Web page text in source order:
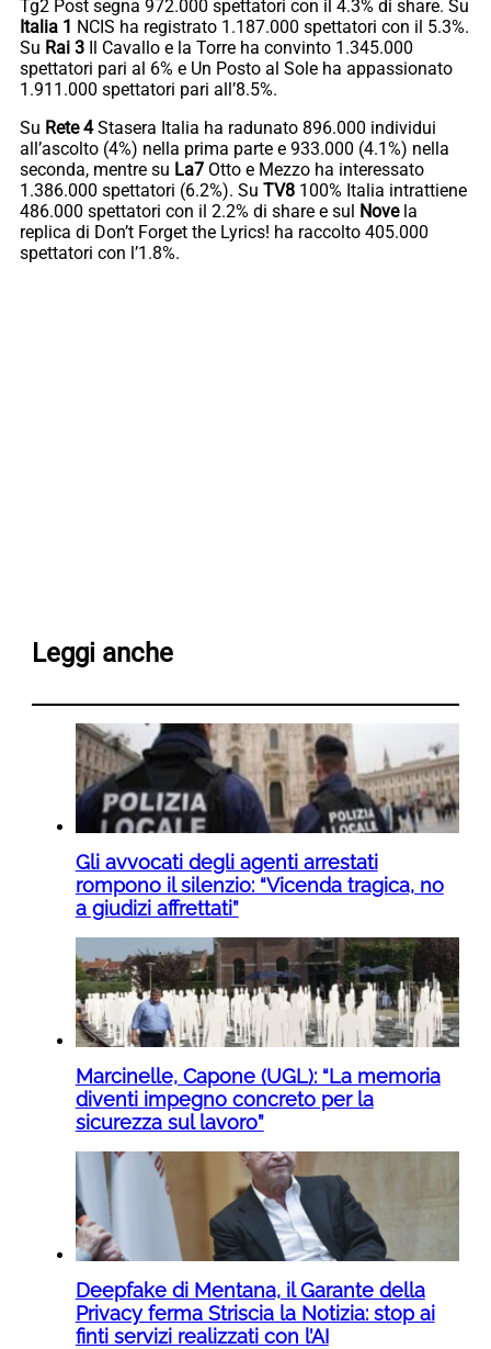
Tg2 Post segna 972.000 spettatori con il 4.3% di share. Su
Italia 1 NCIS ha registrato 1.187.000 spettatori con il 5.3%.
Su Rai 3 Il Cavallo e la Torre ha convinto 1.345.000
spettatori pari al 6% e Un Posto al Sole ha appassionato
1.911.000 spettatori pari all’8.5%.
Su Rete 4Stasera Italia ha radunato 896.000 individui
all’ascolto (4%) nella prima parte e 933.000 (4.1%) nella
seconda, mentre su La7 Otto e Mezzo ha interessato
1.386.000 spettatori (6.2%). Su TV8 100% Italia intrattiene
486.000 spettatori con il 2.2% di share e sul
Novela
replica di Don’t Forget the Lyrics! ha raccolto 405.000
spettatori con l’1.8%.
Leggi anche
Gli avvocati degli agenti arrestati
rompono il silenzio: “Vicenda tragica, no
a giudizi affrettati”
Marcinelle, Capone (UGL): “La memoria
diventi impegno concreto per la
sicurezza sul lavoro”
Deepfake di Mentana, il Garante della
Privacy ferma Striscia la Notizia: stop ai
finti servizi realizzati con l’AI